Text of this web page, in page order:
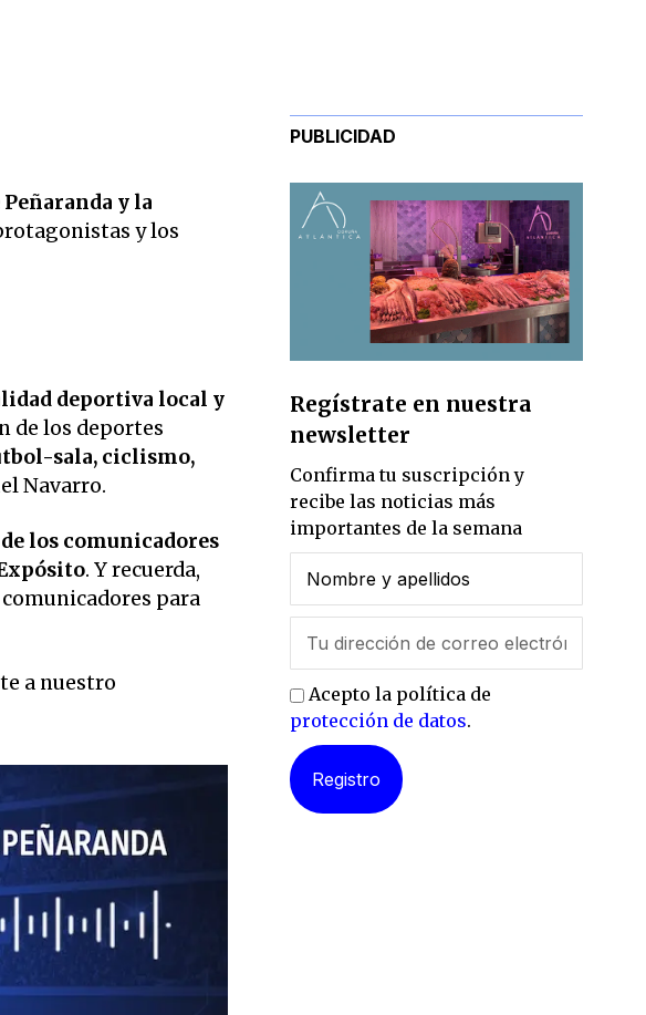
y la
y los
deportiva local y
de los deportes
sala, ciclismo,
Navarro.
los comunicadores
. Y recuerda,
para
a nuestro
PUBLICIDAD
Regístrate en nuestra
newsletter
Confirma tu suscripción y
recibe las noticias más
importantes de la semana
Acepto la política de
protección de datos.